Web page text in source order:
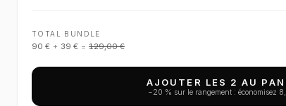
TOTAL BUNDLE
90 € + 39 € = 129,00 €
AJOUTER LES 2 AU
−20 % sur le rangement : économisez